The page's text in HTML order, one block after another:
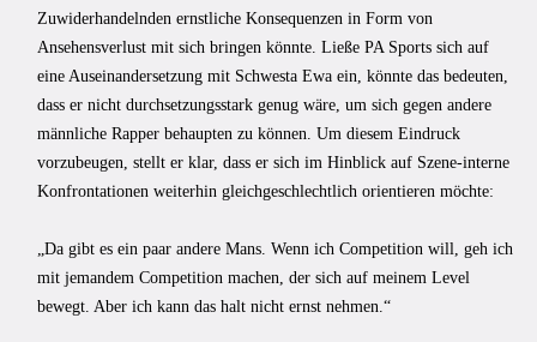
Zuwiderhandelnden ernstliche Konsequenzen in Form von
Ansehensverlust mit sich bringen könnte. Ließe PA Sports sich auf
eine Auseinandersetzung mit Schwesta Ewa ein, könnte das bedeuten,
dass er nicht durchsetzungsstark genug wäre, um sich gegen andere
männliche Rapper behaupten zu können. Um diesem Eindruck
vorzubeugen, stellt er klar, dass er sich im Hinblick auf Szene-interne
Konfrontationen weiterhin gleichgeschlechtlich orientieren möchte:
„Da gibt es ein paar andere Mans. Wenn ich Competition will, geh ich
mit jemandem Competition machen, der sich auf meinem Level
bewegt. Aber ich kann das halt nicht ernst nehmen.“